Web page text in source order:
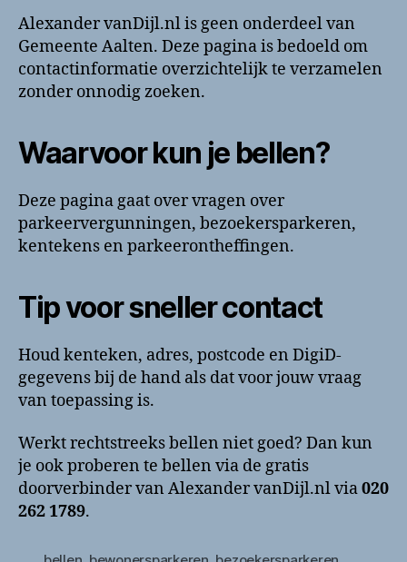
Alexander vanDijl.nl is geen onderdeel van
Gemeente Aalten. Deze pagina is bedoeld om
contactinformatie overzichtelijk te verzamelen
zonder onnodig zoeken.
Waarvoor kun je bellen?
Deze pagina gaat over vragen over
parkeervergunningen, bezoekersparkeren,
kentekens en parkeerontheffingen.
Tip voor sneller contact
Houd kenteken, adres, postcode en DigiD-
gegevens bij de hand als dat voor jouw vraag
van toepassing is.
Werkt rechtstreeks bellen niet goed? Dan kun
je ook proberen te bellen via de gratis
doorverbinder van Alexander vanDijl.nl via020
262 1789.